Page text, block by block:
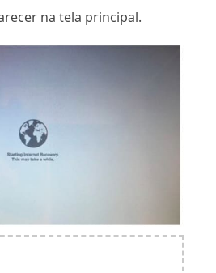
na tela principal.